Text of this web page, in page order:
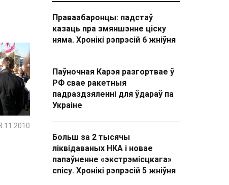
Праваабаронцы: падстаў
казаць пра змяншэнне ціску
няма. Хронікі рэпрэсій 6 жніўня
Паўночная Карэя разгортвае ў
РФ свае ракетныя
падраздзяленні для ўдараў па
Украіне
Больш за 2 тысячы
ліквідаваных НКА і новае
папаўненне «экстрэмісцкага»
спісу. Хронікі рэпрэсій 5 жніўня